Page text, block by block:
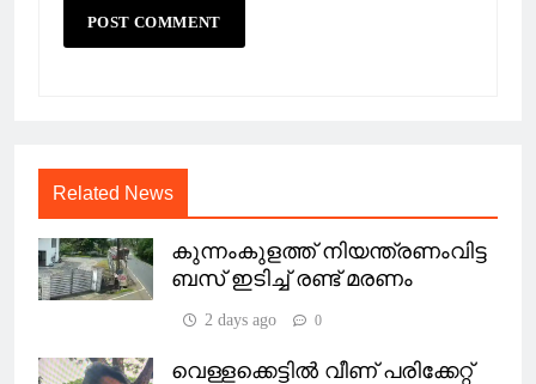
Related News
കുന്നംകുളത്ത് നിയന്ത്രണംവിട്ട
ബസ് ഇടിച്ച് രണ്ട് മരണം
2 days ago 0
വെള്ളക്കെട്ടിൽ വീണ് പരിക്കേറ്റ്